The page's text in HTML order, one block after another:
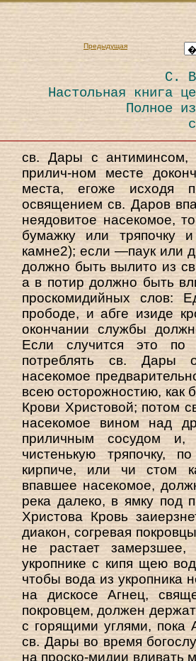
Предыдущая
С.
Настольная книга
Полное
св. Дары с
прилич-ном месте
места, егоже исходя
освящением св. Даров
неядовитое насекомое,
бумажку или тряпочку
камне2); если —паук или
должно быть вылито из
а в потир должно быть
проскомидийных слов:
прободе, и абге изиде
окончании службы
Если случится это по
потреблять св. Дары
насекомое
всею осторожностию, как
Крови Христовой; потом
насекомое вином над
приличным сосудом
чистенькую тряпочку,
кирпиче, или чи стом
впавшее насекомое,
река далеко, в ямку под
Христова Кровь
диакон, согревая
не растает
укропнике с кипя щею
чтобы вода из укропника
на дискосе Агнец,
покровцем, должен
с горящими углями, пока
св. Дары во время
на проско-мидии